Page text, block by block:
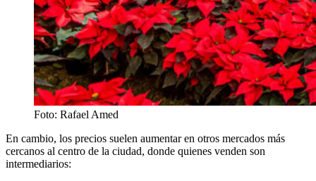
Foto: Rafael Amed
En cambio, los precios suelen aumentar en otros mercados más
cercanos al centro de la ciudad, donde quienes venden son
intermediarios: